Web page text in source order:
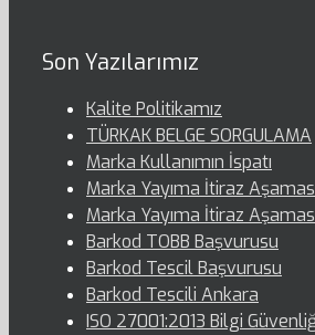
Son Yazılarımız
Kalite Politikamız
TÜRKAK BELGE SORGULAMA
Marka Kullanımın İspatı
Marka Yayıma İtiraz
Marka Yayıma İtiraz
Barkod TOBB Başvurusu
Barkod Tescil Başvurusu
Barkod Tescili Ankara
ISO 27001:2013 Bilgi